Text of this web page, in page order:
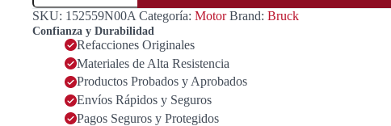
Versa
March
Sentra
cantidad
SKU: 152559N00A Categoría: Motor Brand: Bruck
Confianza y Durabilidad
Refacciones Originales
Materiales de Alta Resistencia
Productos Probados y Aprobados
Envíos Rápidos y Seguros
Pagos Seguros y Protegidos